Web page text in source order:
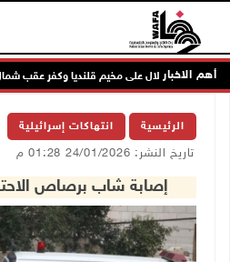
أهم الاخبار
الرئيسية انتهاكات إسرائيلية
تاريخ النشر: 24/01/2026 01:28 م
إصابة شاب برصاص